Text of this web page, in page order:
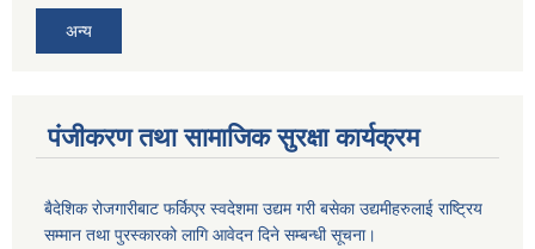
अन्य
पंजीकरण तथा सामाजिक सुरक्षा कार्यक्रम
बैदेशिक रोजगारीबाट फर्किएर स्वदेशमा उद्यम गरी बसेका उद्यमीहरुलाई राष्‍ट्रिय
सम्मान तथा पुरस्कारको लागि आवेदन दिने सम्बन्धी सूचना।